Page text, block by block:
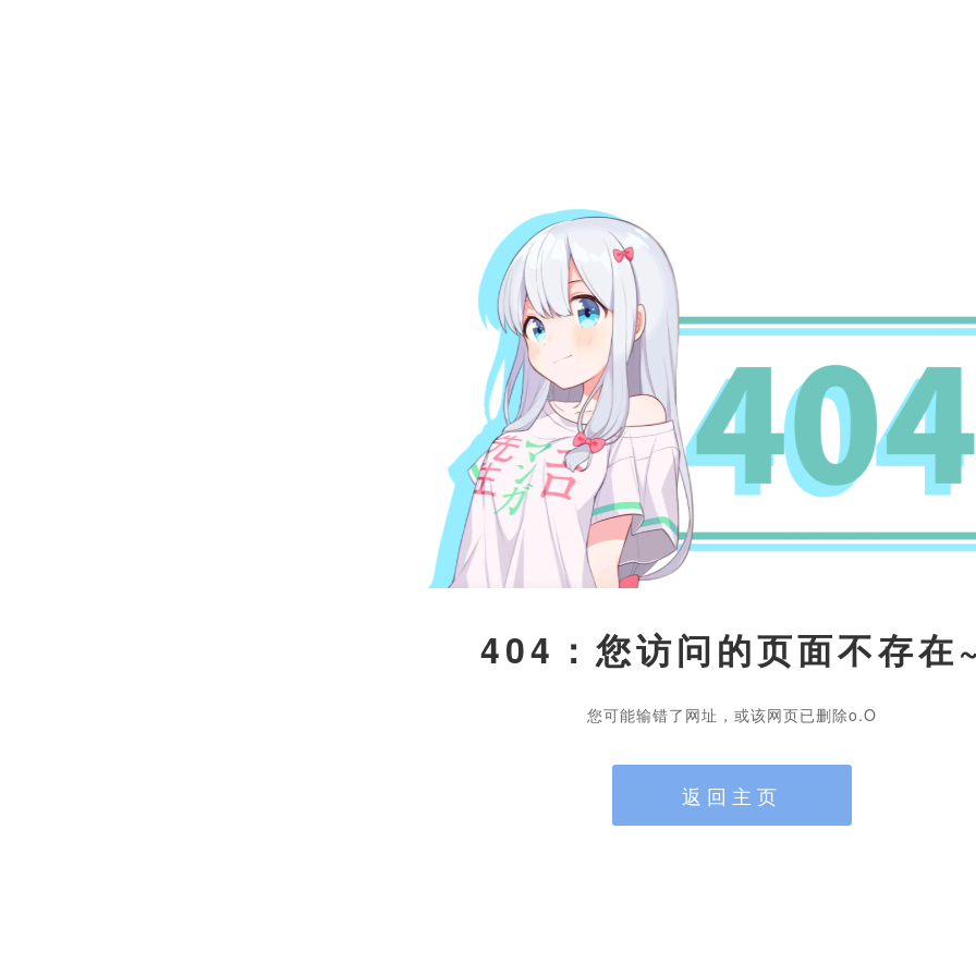
404：您访问的页面不存在
您可能输错了网址，或该网页已删除o.O
返回主页